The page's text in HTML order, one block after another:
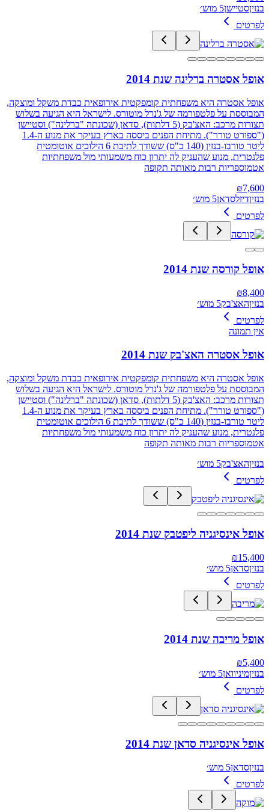
בנזיןסטיישן5 מוש׳
לפרטים
אופל אסטרה ברלינה שנת 2014
אופל אסטרה היא משפחתית קומפקטית אירופאית כבדת משקל ומוצקה,
המבוססת על פלטפורמה של ג'נרל מוטורס. לישראל היא הגיעה בשלוש
תצורות מרכב: האצ'בק (5 דלתות), סדאן (שכונתה "ברלינה") וסטיישן
("ספורט טורר"). מתיחת הפנים ביססה בארץ בעיקר את מנוע ה-1.4
ליטר טורבו-בנזין (140 כ"ס) ששודך לתיבת 6 הילוכים אוטומטית
פלנטרית, מנוע שהעניק לה יתרון כוח משמעותי מול משפחתיות
אטמוספריות רבות מאותה תקופה
₪7,600
בנזיןדיזלסדאן5 מוש׳
לפרטים
אופל קורסה שנת 2014
₪8,400
בנזיןהאצ'בק5 מוש׳
לפרטים
אין תמונה
אופל אסטרה האצ'בק שנת 2014
אופל אסטרה היא משפחתית קומפקטית אירופאית כבדת משקל ומוצקה,
המבוססת על פלטפורמה של ג'נרל מוטורס. לישראל היא הגיעה בשלוש
תצורות מרכב: האצ'בק (5 דלתות), סדאן (שכונתה "ברלינה") וסטיישן
("ספורט טורר"). מתיחת הפנים ביססה בארץ בעיקר את מנוע ה-1.4
ליטר טורבו-בנזין (140 כ"ס) ששודך לתיבת 6 הילוכים אוטומטית
פלנטרית, מנוע שהעניק לה יתרון כוח משמעותי מול משפחתיות
אטמוספריות רבות מאותה תקופה
בנזיןהאצ'בק5 מוש׳
לפרטים
אופל אינסיגניה ליפטבק שנת 2014
₪15,400
בנזיןסדאן5 מוש׳
לפרטים
אופל מריבה שנת 2014
₪5,400
בנזיןמיניוואן5 מוש׳
לפרטים
אופל אינסיגניה סדאן שנת 2014
בנזיןסדאן5 מוש׳
לפרטים